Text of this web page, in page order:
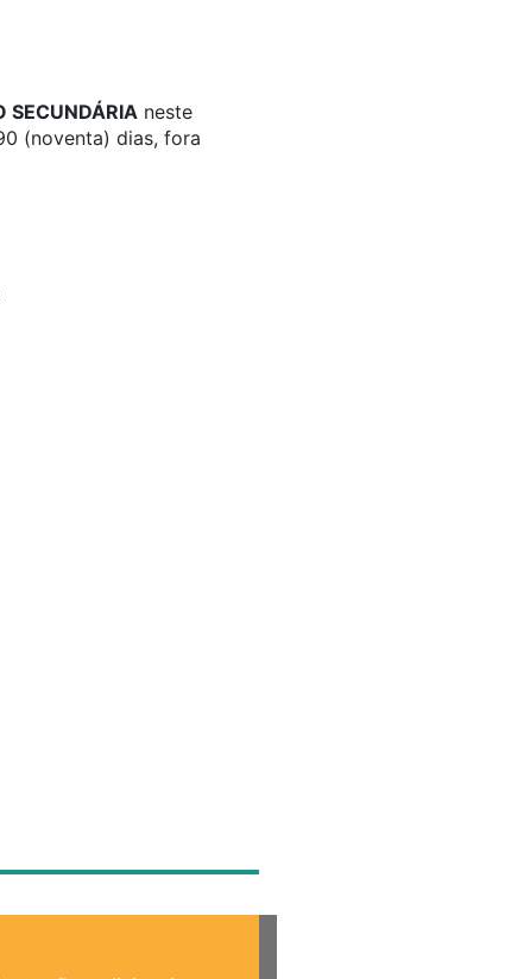
SECUNDÁRIAneste
(noventa) dias, fora